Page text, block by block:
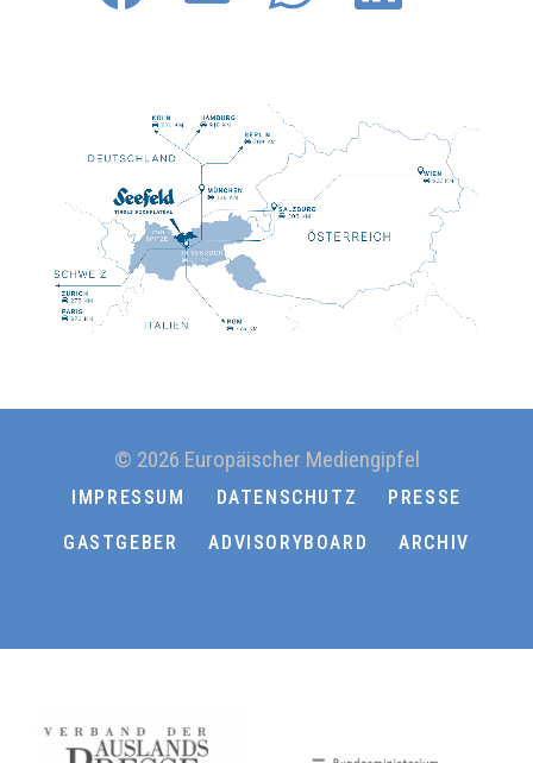
© 2026 Europäischer Mediengipfel
IMPRESSUM DATENSCHUTZ
PRESSE
GASTGEBER
ADVISORYBOARD ARCHIV